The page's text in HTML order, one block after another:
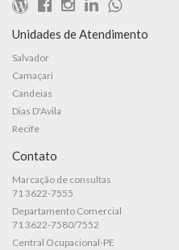
Unidades de Atendimento
Salvador
Camaçari
Candeias
Dias D'Avila
Recife
Contato
Marcação de consultas
71 3622-7555
Departamento Comercial
71 3622-7580/7552
Central Ocupacional-PE